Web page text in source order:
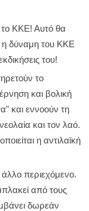
το ΚΚΕ! Αυτό θα
η δύναμη του ΚΚΕ
του!
το
και βολική
και εννοούν τη
και τον λαό.
η αντιλαϊκή
περιεχόμενο.
από τους
δωρεάν